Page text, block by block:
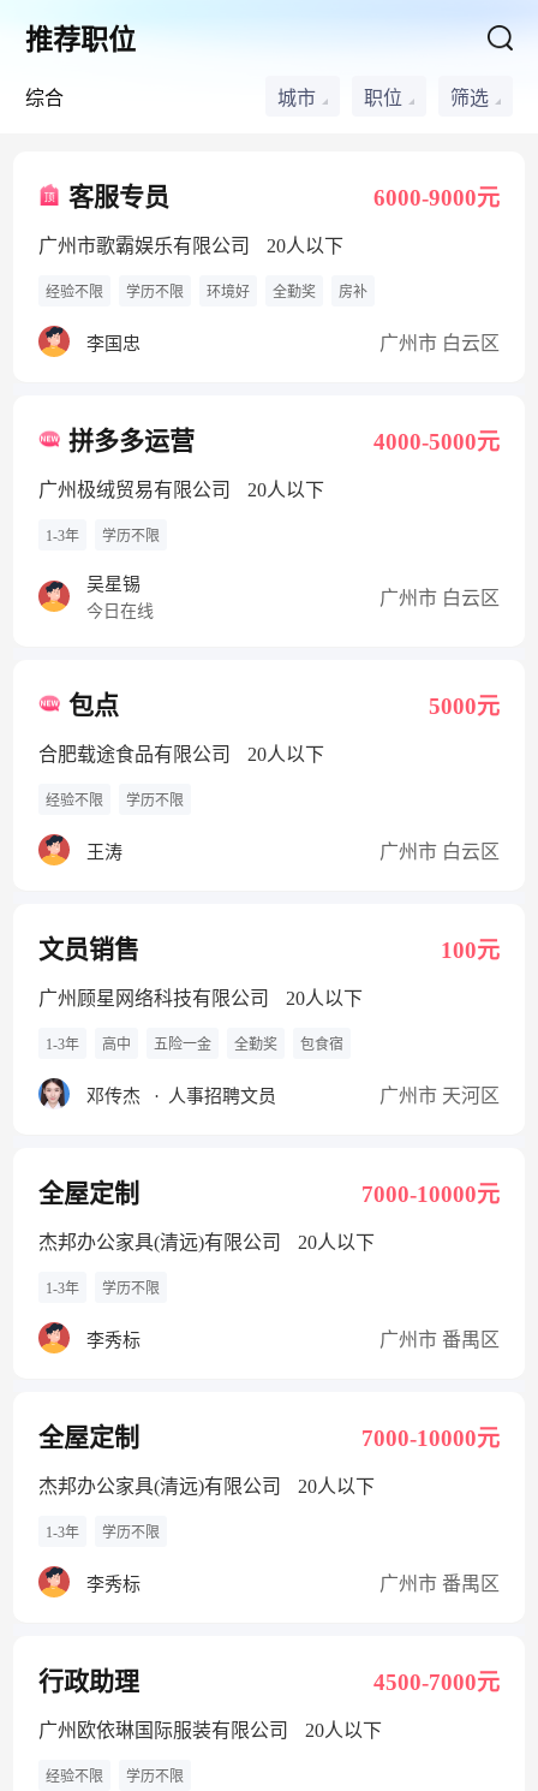
推荐职位
综合 城市 职位 筛选
客服专员 6000-9000元
广州市歌霸娱乐有限公司 20人以下
经验不限 学历不限 环境好 全勤奖 房补
李国忠 广州市 白云区
拼多多运营 4000-5000元
广州极绒贸易有限公司 20人以下
1-3年 学历不限
吴星锡
今日在线
广州市 白云区
包点 5000元
合肥载途食品有限公司 20人以下
经验不限 学历不限
王涛 广州市 白云区
文员销售 100元
广州顾星网络科技有限公司 20人以下
1-3年 高中 五险一金 全勤奖 包食宿
邓传杰 · 人事招聘文员 广州市 天河区
全屋定制 7000-10000元
杰邦办公家具(清远)有限公司 20人以下
1-3年 学历不限
李秀标 广州市 番禺区
全屋定制 7000-10000元
杰邦办公家具(清远)有限公司 20人以下
1-3年 学历不限
李秀标 广州市 番禺区
行政助理 4500-7000元
广州欧依琳国际服装有限公司 20人以下
经验不限 学历不限